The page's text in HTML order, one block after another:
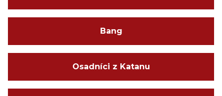
Bang
Osadníci z Katanu